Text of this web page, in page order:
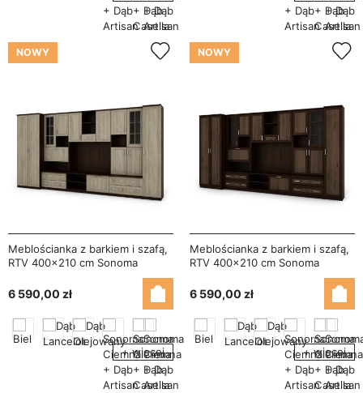
NOWY
Meblościanka z barkiem i szafą,
RTV 400×210 cm Sonoma
CYKLON
6 590,00 zł
+ więcej
NOWY
Meblościanka z barkiem i szafą,
RTV 400×210 cm Sonoma
CYKLON
6 590,00 zł
+ więcej